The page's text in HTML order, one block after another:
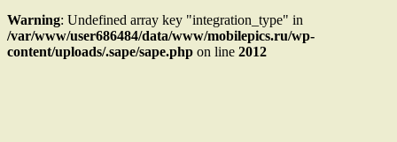
Warning: Undefined array key "integration_type" in
/var/www/user686484/data/www/mobilepics.ru/wp-
content/uploads/.sape/sape.php on line 2012